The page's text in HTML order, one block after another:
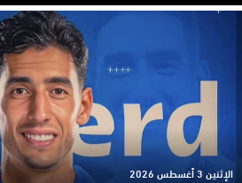
الإثنين 3 أغسطس 2026